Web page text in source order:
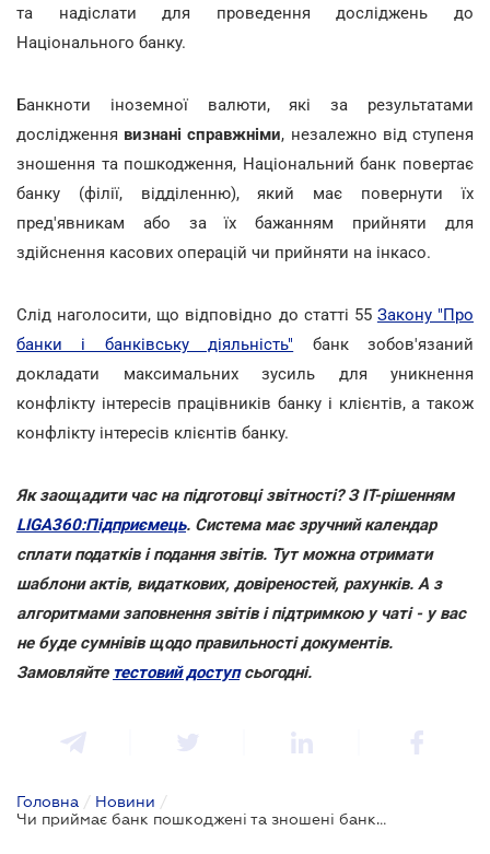
та надіслати для проведення досліджень до
Національного банку.
Банкноти іноземної валюти, які за результатами
дослідження визнані справжніми, незалежно від ступеня
зношення та пошкодження, Національний банк повертає
банку (філії, відділенню), який має повернути їх
пред'явникам або за їх бажанням прийняти для
здійснення касових операцій чи прийняти на інкасо.
Слід наголосити, що відповідно до статті 55 Закону "Про
банки і банківську діяльність" банк зобов'язаний
докладати максимальних зусиль для уникнення
конфлікту інтересів працівників банку і клієнтів, а також
конфлікту інтересів клієнтів банку.
Як заощадити час на підготовці звітності? З IT-рішенням
LIGA360:Підприємець. Система має зручний календар
сплати податків і подання звітів. Тут можна отримати
шаблони актів, видаткових, довіреностей, рахунків. А з
алгоритмами заповнення звітів і підтримкою у чаті - у вас
не буде сумнівів щодо правильності документів.
Замовляйте тестовий доступсьогодні.
Головна / Новини /
Чи приймає банк пошкоджені та зношені банкноти іноземних держав - лист Нацбанку